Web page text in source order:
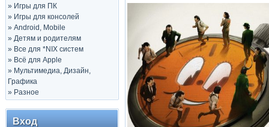
» Игры для ПК
» Игры для консолей
» Android, Mobile
» Детям и родителям
» Все для *NIX систем
» Всё для Apple
» Мультимедиа, Дизайн,
Графика
» Разное
Вход